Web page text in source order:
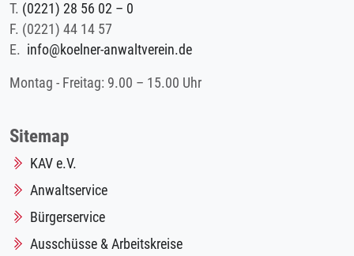
T. (0221) 28 56 02 – 0
F. (0221) 44 14 57
E. info@koelner-anwaltverein.de
Montag - Freitag: 9.00 – 15.00 Uhr
Sitemap
KAV e.V.
Anwaltservice
Bürgerservice
Ausschüsse & Arbeitskreise